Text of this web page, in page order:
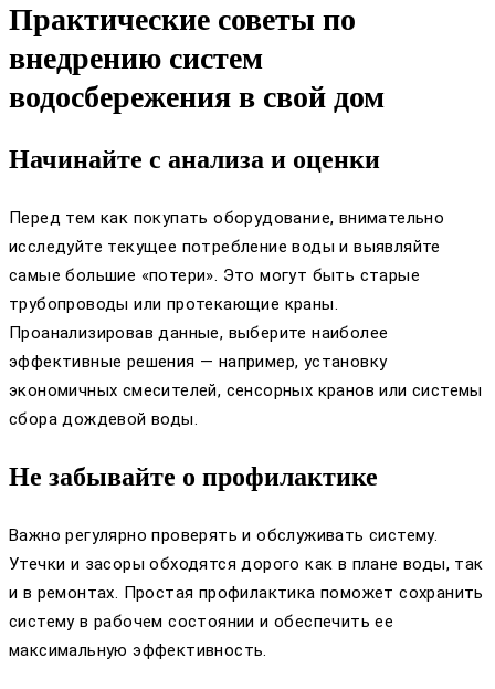
Практические советы по
внедрению систем
водосбережения в свой дом
Начинайте с анализа и оценки
Перед тем как покупать оборудование, внимательно
исследуйте текущее потребление воды и выявляйте
самые большие «потери». Это могут быть старые
трубопроводы или протекающие краны.
Проанализировав данные, выберите наиболее
эффективные решения — например, установку
экономичных смесителей, сенсорных кранов или системы
сбора дождевой воды.
Не забывайте о профилактике
Важно регулярно проверять и обслуживать систему.
Утечки и засоры обходятся дорого как в плане воды, так
и в ремонтах. Простая профилактика поможет сохранить
систему в рабочем состоянии и обеспечить ее
максимальную эффективность.